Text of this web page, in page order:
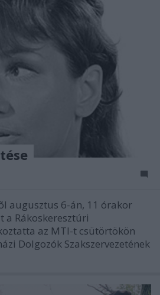
augusztus 6-án, 11 órakor
a Rákoskeresztúri
az MTI-t csütörtökön
Dolgozók Szakszervezetének